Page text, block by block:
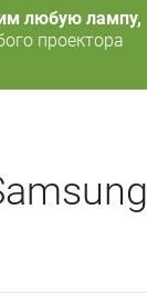
любую лампу,
проектора